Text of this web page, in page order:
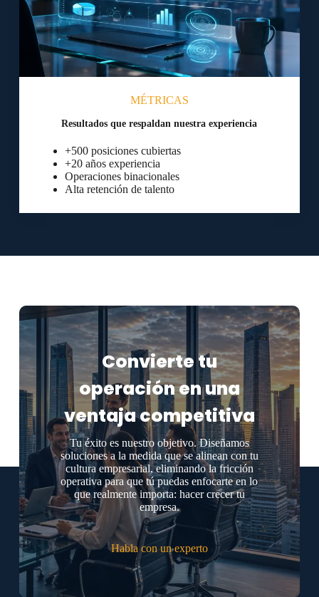
MÉTRICAS
Resultados que respaldan nuestra experiencia
+500 posiciones cubiertas
+20 años experiencia
Operaciones binacionales
Alta retención de talento
Convierte tu
operación en una
ventaja competitiva
Tu éxito es nuestro objetivo. Diseñamos
soluciones a la medida que se alinean con tu
cultura empresarial, eliminando la fricción
operativa para que tú puedas enfocarte en lo
que realmente importa: hacer crecer tu
empresa.
Habla con un experto